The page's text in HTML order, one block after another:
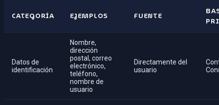
CATEGORÍA EJEMPLOS FUENTE
Datos de
identificación
Nombre,
dirección
postal, correo
electrónico,
teléfono,
nombre de
usuario
Directamente del
usuario